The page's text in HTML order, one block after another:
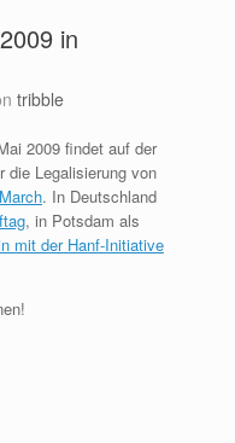
in
tribble
2009 findet auf der
die Legalisierung von
. In Deutschland
, in Potsdam als
mit der Hanf-Initiative